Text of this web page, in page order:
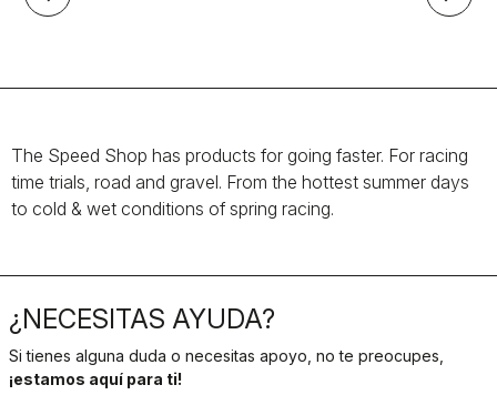
The Speed Shop has products for going faster. For racing
time trials, road and gravel. From the hottest summer days
to cold & wet conditions of spring racing.
¿NECESITAS AYUDA?
Si tienes alguna duda o necesitas apoyo, no te preocupes,
¡estamos aquí para ti!